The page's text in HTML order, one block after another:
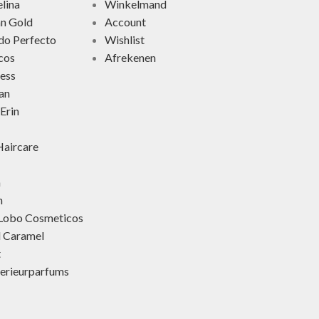
Gold
Perfecto
Cosmeticos
Caramel
Winkelmand
Account
Wishlist
Afrekenen